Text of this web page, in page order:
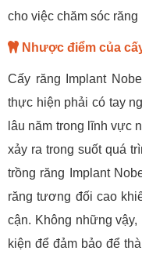
cho việc chăm sóc răng
Nhược điểm của
Cấy răng Implant
thực hiện phải có tay
lâu năm trong lĩnh vực
xảy ra trong suốt quá
trồng răng Implant
răng tương đối cao
cận. Không những
kiện để đảm bảo để